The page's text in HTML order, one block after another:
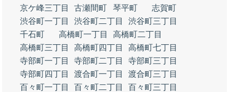
京ケ峰三丁目
古瀬間町 琴平町
志賀町
渋谷町一丁目
渋谷町二丁目
渋谷町三丁目
千石町
高橋町一丁目
高橋町二丁目
高橋町三丁目
高橋町四丁目
高橋町七丁目
寺部町一丁目
寺部町二丁目
寺部町三丁目
寺部町四丁目
渡合町一丁目
渡合町三丁目
百々町一丁目
百々町二丁目
百々町三丁目